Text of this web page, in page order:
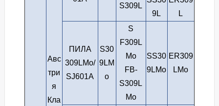
Авс
три
я
Кла
S309L
9L
L
ПИЛА
309LMo/
SJ601A
S30
9LM
o
S
F309L
Mo
FB-
S309L
Mo
SS30
9LMo
ER309
LMo